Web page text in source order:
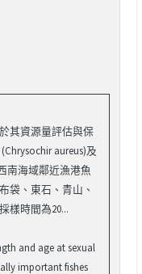
其資源量評估與保
aureus)及
南海域鄰近漁港魚
袋、東石、青山、
樣時間為20...
and age at sexual
important fishes